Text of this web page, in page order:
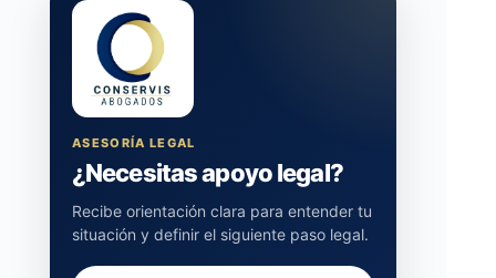
ASESORÍA LEGAL
¿Necesitas apoyo legal?
Recibe orientación clara para entender tu
situación y definir el siguiente paso legal.